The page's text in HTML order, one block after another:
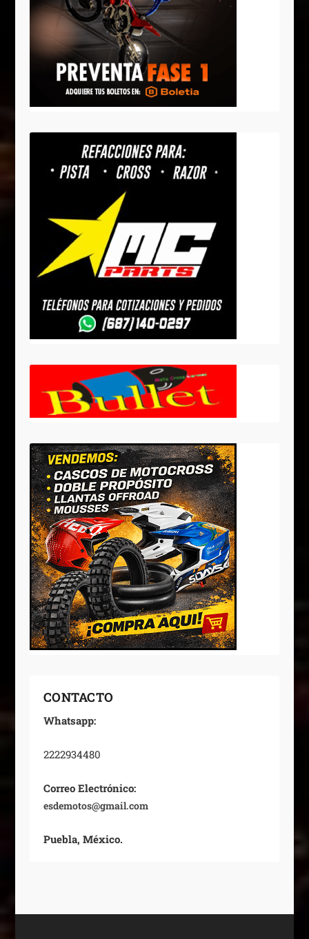
CONTACTO
Whatsapp:
2222934480
Correo Electrónico:
esdemotos@gmail.com
Puebla, México.